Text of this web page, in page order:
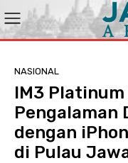
NASIONAL
IM3
Pengalaman
dengan
di Pulau